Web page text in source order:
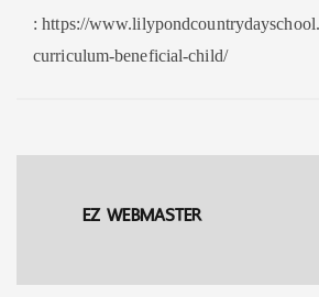
: https://
curriculum-beneficial-child/
EZ WEBMASTER